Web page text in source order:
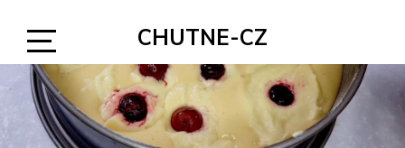
content
Open
Sidebar
CHUTNE-CZ